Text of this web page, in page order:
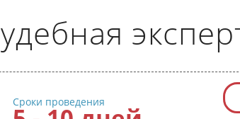
Сроки проведения